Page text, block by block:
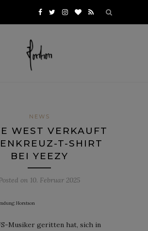
NEWS
WEST VERKAUFT
T-SHIRT
BEI YEEZY
on 10. Februar 2025
Horstson
Musiker geritten hat, sich in